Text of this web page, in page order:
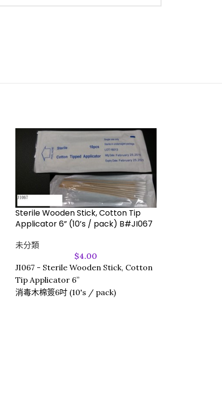
Sterile Wooden Stick, Cotton Tip
Applicator 6” (10’s / pack) B#JI067
未分類
$4.00
JI067 - Sterile Wooden Stick, Cotton
Tip Applicator 6”
消毒木棉簽6吋 (10's / pack)